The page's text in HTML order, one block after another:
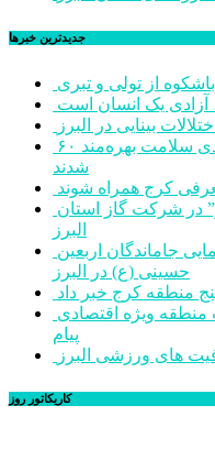
جديدترين خبرها
از تولی و تبری
آزادی یک انسان است
۶۰ هزار البرزی از خدمات اردوهای جهادی سلامت بهره‌مند
شدند
کرج همراه شوند
البرز
حسینی (ع) در البرز
منطقه کرج خبر داد
پیام
های ورزشی البرز
کاریکاتور روز